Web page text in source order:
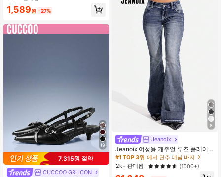
#1 TOP 3위
진주 여성 팔찌
거의 매진!
1,589원 -27%
19
7,315원 절약
CUCCOO GRLICON
8
Jeanoix
Jeanoix 여성용 캐주얼 루즈 플레어
레그 로우웨이스트 청바지
#1 TOP 3위 에서 단추 데님 바지
2k+ 판매됨
(1000+)